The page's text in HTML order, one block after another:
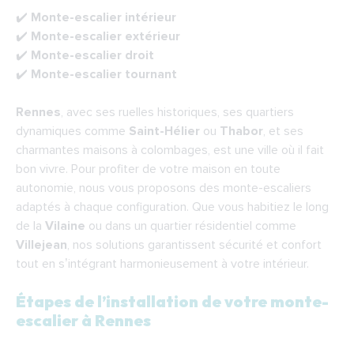
✔️ Monte-escalier intérieur
✔️ Monte-escalier extérieur
✔️ Monte-escalier droit
✔️ Monte-escalier tournant
Rennes, avec ses ruelles historiques, ses quartiers
dynamiques comme Saint-Hélier ou Thabor, et ses
charmantes maisons à colombages, est une ville où il fait
bon vivre. Pour profiter de votre maison en toute
autonomie, nous vous proposons des monte-escaliers
adaptés à chaque configuration. Que vous habitiez le long
de la Vilaine ou dans un quartier résidentiel comme
Villejean, nos solutions garantissent sécurité et confort
tout en s’intégrant harmonieusement à votre intérieur.
Étapes de l’installation de votre monte-
escalier à Rennes